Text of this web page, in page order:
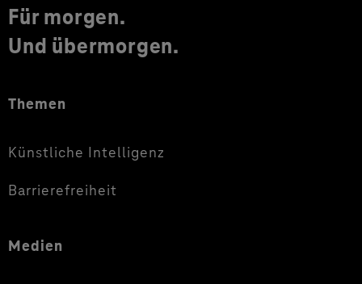
Für morgen.
Und übermorgen.
Themen
Künstliche Intelligenz
Barrierefreiheit
Medien